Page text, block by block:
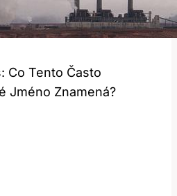
Co Tento Často
Jméno Znamená?